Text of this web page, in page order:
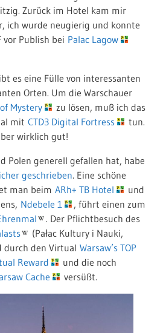
Zurück im Hotel kam mir
ich wurde neugierig und konnte
vor Publish bei Palac Lagow
es eine Fülle von interessanten
Orten. Um die Warschauer
Mystery
zu lösen, muß ich das
mit CTD3 Digital Fortress
tun.
wirklich gut!
Polen generell gefallen hat, habe
geschrieben. Eine schöne
man beim ARh+ TB Hotel
und
Ndebele 1
, führt einen zum
. Der Pflichtbesuch des
(Pałac Kultury i Nauki,
durch den Virtual Warsaw’s TOP
Reward
und die noch
Cache versüßt.